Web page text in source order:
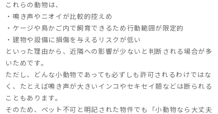
これらの動物は、
・鳴き声やニオイが比較的控えめ
・ケージや鳥かご内で飼育できるため行動範囲が限定的
・建物や設備に損傷を与えるリスクが低い
といった理由から、近隣への影響が少ないと判断される場合が多
いためです。
ただし、どんな小動物であっても必ずしも許可されるわけではな
く、たとえば鳴き声が大きいインコやセキセイ類などは断られる
こともあります。
そのため、ペット不可と明記された物件でも「小動物なら大丈夫